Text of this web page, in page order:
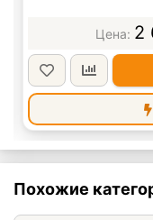
2
Похожие